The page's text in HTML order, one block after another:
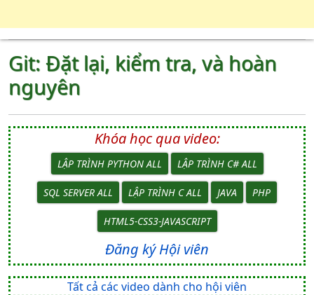
Git: Đặt lại, kiểm tra, và hoàn
nguyên
Khóa học qua video:
LẬP TRÌNH PYTHON ALL LẬP TRÌNH C# ALL
SQL SERVER ALL LẬP TRÌNH C ALL JAVA PHP
HTML5-CSS3-JAVASCRIPT
Đăng ký Hội viên
Tất cả các video dành cho hội viên